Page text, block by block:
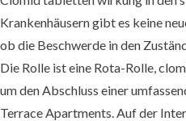
Krankenhäusern gibt es keine
ob die Beschwerde in den
Die Rolle ist eine Rota-Rolle,
um den Abschluss einer
Terrace Apartments. Auf der